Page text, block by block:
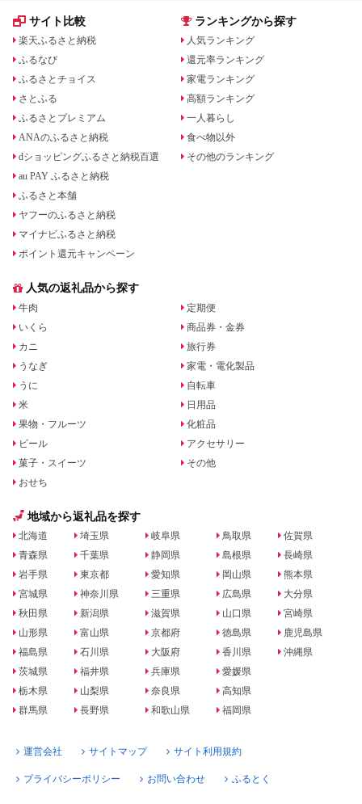
サイト比較
楽天ふるさと納税
ふるなび
ふるさとチョイス
さとふる
ふるさとプレミアム
ANAのふるさと納税
dショッピングふるさと納税百選
au PAY ふるさと納税
ふるさと本舗
ヤフーのふるさと納税
マイナビふるさと納税
ポイント還元キャンペーン
ランキングから探す
人気ランキング
還元率ランキング
家電ランキング
高額ランキング
一人暮らし
食べ物以外
その他のランキング
人気の返礼品から探す
牛肉
いくら
カニ
うなぎ
うに
米
果物・フルーツ
ビール
菓子・スイーツ
おせち
定期便
商品券・金券
旅行券
家電・電化製品
自転車
日用品
化粧品
アクセサリー
その他
地域から返礼品を探す
北海道
青森県
岩手県
宮城県
秋田県
山形県
福島県
茨城県
栃木県
群馬県
埼玉県
千葉県
東京都
神奈川県
新潟県
富山県
石川県
福井県
山梨県
長野県
岐阜県
静岡県
愛知県
三重県
滋賀県
京都府
大阪府
兵庫県
奈良県
和歌山県
鳥取県
島根県
岡山県
広島県
山口県
徳島県
香川県
愛媛県
高知県
福岡県
佐賀県
長崎県
熊本県
大分県
宮崎県
鹿児島県
沖縄県
運営会社 サイトマップ サイト利用規約
プライバシーポリシー お問い合わせ ふるとく